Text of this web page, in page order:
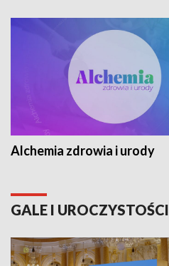
Alchemia zdrowia i urody
GALE I UROCZYSTOŚCI